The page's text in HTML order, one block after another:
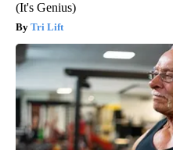
(It's Genius)
Tri Lift